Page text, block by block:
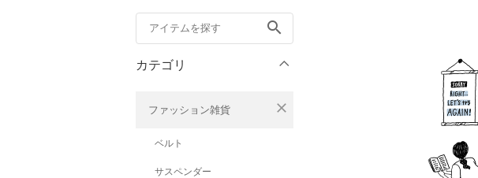
search
カテゴリ
ファッション雑貨 close
ベルト
サスペンダー